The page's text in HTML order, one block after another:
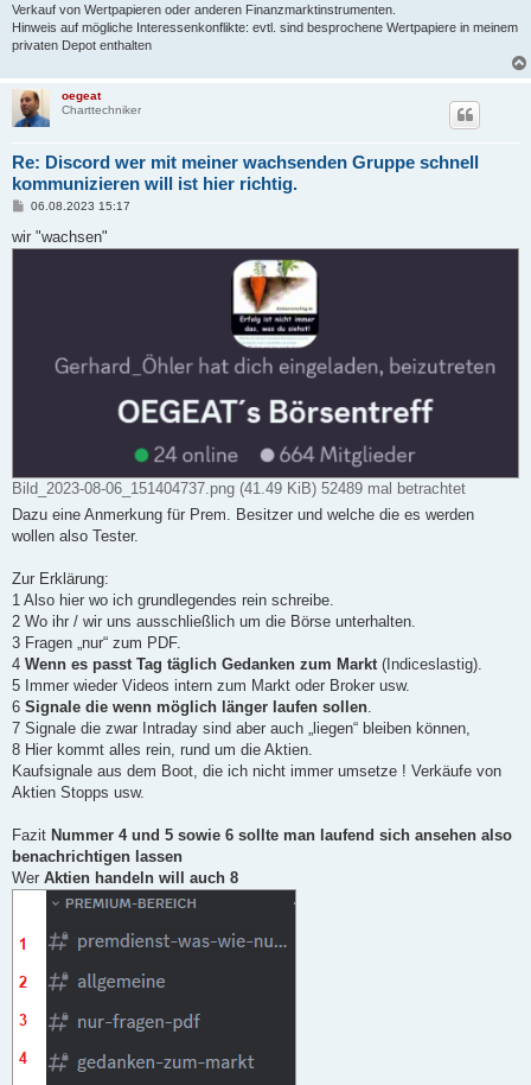
Verkauf von Wertpapieren oder anderen Finanzmarktinstrumenten.
Hinweis auf mögliche Interessenkonflikte: evtl. sind besprochene Wertpapiere in meinem
privaten Depot enthalten
oegeat
Charttechniker
Re: Discord wer mit meiner wachsenden Gruppe schnell
kommunizieren will ist hier richtig.
B
i
t
06.08.2023 15:17
wir "wachsen"
Bild_2023-08-06_151404737.png (41.49 KiB) 52489 mal betrachtet
Dazu eine Anmerkung für Prem. Besitzer und welche die es werden
wollen also Tester.
Zur Erklärung:
1 Also hier wo ich grundlegendes rein schreibe.
2 Wo ihr / wir uns ausschließlich um die Börse unterhalten.
3 Fragen „nur“ zum PDF.
4 Wenn es passt Tag täglich Gedanken zum Markt(Indiceslastig).
5 Immer wieder Videos intern zum Markt oder Broker usw.
6 Signale die wenn möglich länger laufen sollen.
7 Signale die zwar Intraday sind aber auch „liegen“ bleiben können,
8 Hier kommt alles rein, rund um die Aktien.
Kaufsignale aus dem Boot, die ich nicht immer umsetze ! Verkäufe von
Aktien Stopps usw.
Fazit Nummer 4 und 5 sowie 6 sollte man laufend sich ansehen also
benachrichtigen lassen
Wer Aktien handeln will auch 8